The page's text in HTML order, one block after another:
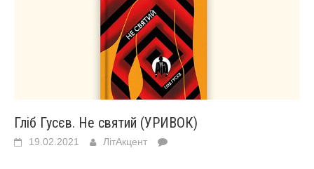
Гліб Гусєв. Не святий (УРИВОК)
19.02.2021 ЛітАкцент